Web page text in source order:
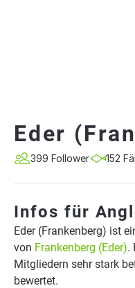
Eder
399 Follower 152
Infos für
Eder (Frankenberg) ist
von Frankenberg (Eder).
Mitgliedern sehr stark
bewertet.